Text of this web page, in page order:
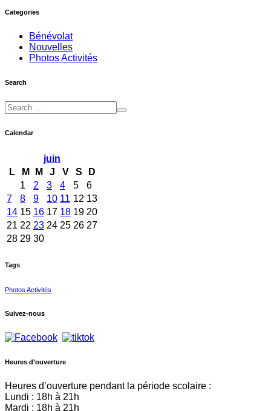
Categories
Bénévolat
Nouvelles
Photos Activités
Search
Calendar
juin
L
M M J V S
D
1
2 3 4 5
6
7
8 9 10 11 12 13
14 15 16 17 18 19 20
21 22 23 24 25 26 27
28 29 30
Tags
Photos Activités
Suivez-nous
Heures d’ouverture
Heures d’ouverture pendant la période scolaire :
Lundi : 18h à 21h
Mardi : 18h à 21h